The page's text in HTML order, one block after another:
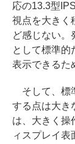
応の13.3型
視点を大きく
ど感じない。
として標準的
表示できるた
そして、標
する点は大き
は、大きく操
ィスプレイ表